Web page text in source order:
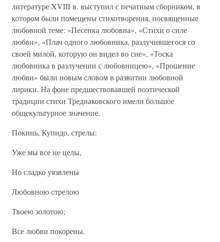
литературе XVIII в. выступил с печатным сборником, в
котором были помещены стихотворения, посвященные
любовной теме: «Песенка любовна», «Стихи о силе
любви», «Плач одного любовника, разлучившегося со
своей милой, которую он видел во сне», «Тоска
любовника в разлучении с любовницею», «Прошение
любви» были новым словом в развитии любовной
лирики. На фоне предшествовавшей поэтической
традиции стихи Тредиаковского имели большое
общекультурное значение.
Покинь, Купидо, стрелы:
Уже мы все не целы,
Но сладко уязвлены
Любовною стрелою
Твоею золотою;
Все любви покорены.